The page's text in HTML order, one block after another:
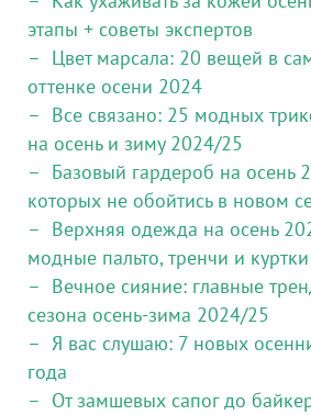
этапы + советы экспертов
Цвет марсала: 20 вещей в
оттенке осени 2024
Все связано: 25 модных
на осень и зиму 2024/25
Базовый гардероб на осень
которых не обойтись в новом
Верхняя одежда на осень
модные пальто, тренчи и
Вечное сияние: главные
сезона осень-зима 2024/25
Я вас слушаю: 7 новых
года
От замшевых сапог до